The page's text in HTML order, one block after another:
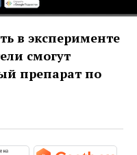
в эксперименте
смогут
препарат по